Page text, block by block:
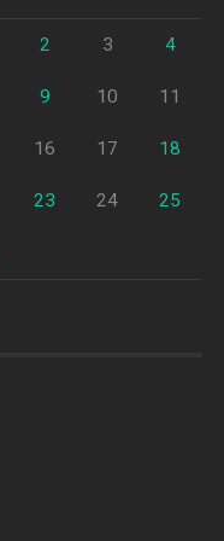
2 3 4
9 10 11
16 17 18
23 24 25